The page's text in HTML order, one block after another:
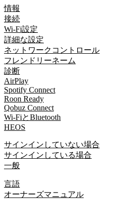
情報
接続
Wi-Fi設定
詳細な設定
ネットワークコントロール
フレンドリーネーム
診断
AirPlay
Spotify Connect
Roon Ready
Qobuz Connect
Wi-FiとBluetooth
HEOS
サインインしていない場合
サインインしている場合
一般
言語
オーナーズマニュアル